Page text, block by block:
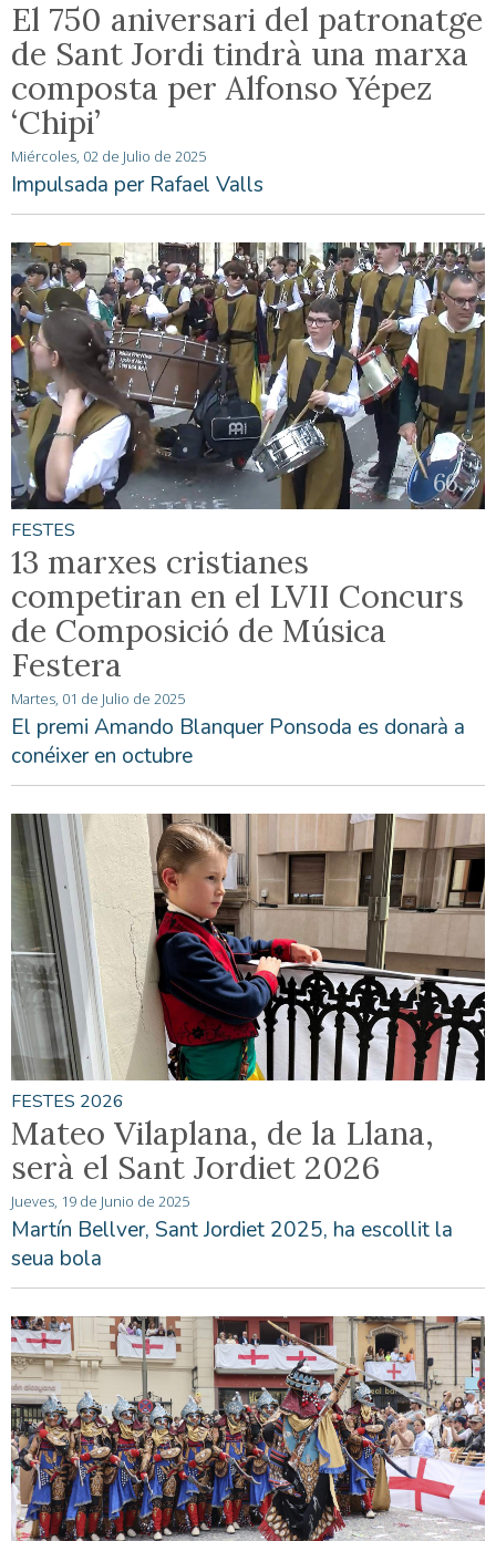
El 750 aniversari del patronatge
de Sant Jordi tindrà una marxa
composta per Alfonso Yépez
‘Chipi’
Miércoles, 02 de Julio de 2025
Impulsada per Rafael Valls
FESTES
13 marxes cristianes
competiran en el LVII Concurs
de Composició de Música
Festera
Martes, 01 de Julio de 2025
El premi Amando Blanquer Ponsoda es donarà a
conéixer en octubre
FESTES 2026
Mateo Vilaplana, de la Llana,
serà el Sant Jordiet 2026
Jueves, 19 de Junio de 2025
Martín Bellver, Sant Jordiet 2025, ha escollit la
seua bola